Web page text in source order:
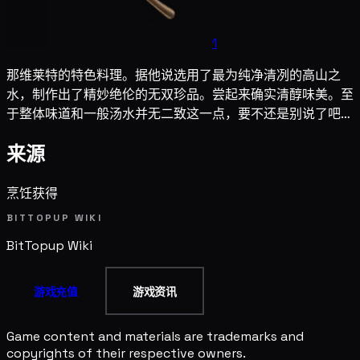
1
那维莱特的特色料理。据他说选用了最为纯净清冽的高山之
水，制作出了精妙绝伦的无双珍品。尝起来确实清醇味美。至
于整体味道和一般汤水并无二致这一点，要不还是别说了吧…
来源
烹饪获得
BITTOPUP WIKI
BitTopup Wiki
游戏充值 游戏资讯
Game content and materials are trademarks and
copyrights of their respective owners.